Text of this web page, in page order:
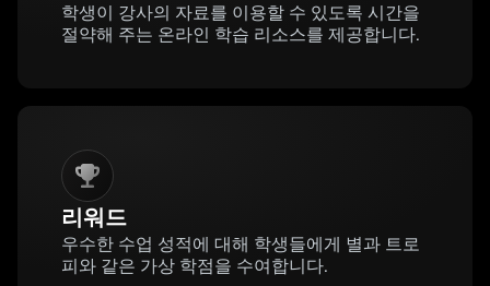
학생이 강사의 자료를 이용할 수 있도록 시간을
절약해 주는 온라인 학습 리소스를 제공합니다.
리워드
우수한 수업 성적에 대해 학생들에게 별과 트로
피와 같은 가상 학점을 수여합니다.